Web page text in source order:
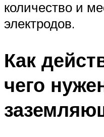
количество и
электродов.
Как
чего